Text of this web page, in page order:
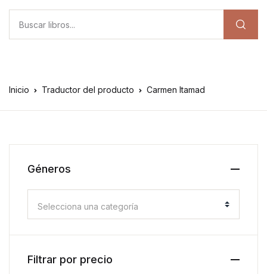
Inicio Traductor del producto Carmen Itamad
Géneros
Selecciona una categoría
Filtrar por precio